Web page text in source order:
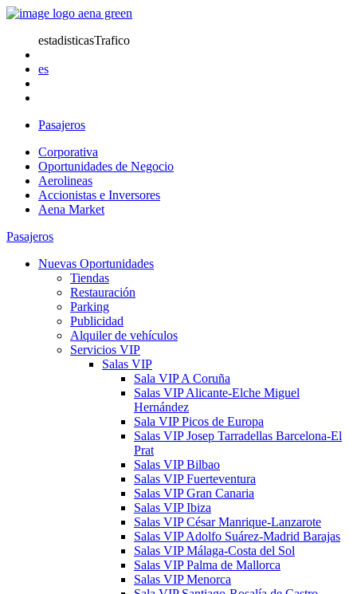
estadisticasTrafico
es
Pasajeros
Corporativa
Oportunidades de Negocio
Aerolineas
Accionistas e Inversores
Aena Market
Pasajeros
Nuevas Oportunidades
Tiendas
Restauración
Parking
Publicidad
Alquiler de vehículos
Servicios VIP
Salas VIP
Sala VIP A Coruña
Salas VIP Alicante-Elche Miguel
Hernández
Sala VIP Picos de Europa
Salas VIP Josep Tarradellas Barcelona-El
Prat
Salas VIP Bilbao
Salas VIP Fuerteventura
Salas VIP Gran Canaria
Salas VIP Ibiza
Salas VIP César Manrique-Lanzarote
Salas VIP Adolfo Suárez-Madrid Barajas
Salas VIP Málaga-Costa del Sol
Salas VIP Palma de Mallorca
Salas VIP Menorca